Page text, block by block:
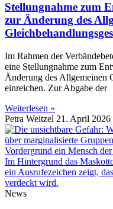
Stellungnahme zum
zur Änderung des
Im Rahmen der
eine Stellungnahme zum
Änderung des Allgemeinen
einreichen. Zur Abgabe der
Weiterlesen »
Petra Weitzel 21. April 2026
News